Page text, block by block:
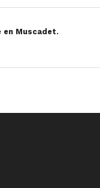
en Muscadet.